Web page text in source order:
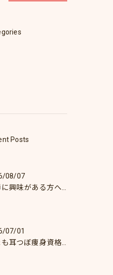
Posts
08/07
整体師に興味がある方へ♪
07/01
あなたも耳つぼ痩身資格取得できます！